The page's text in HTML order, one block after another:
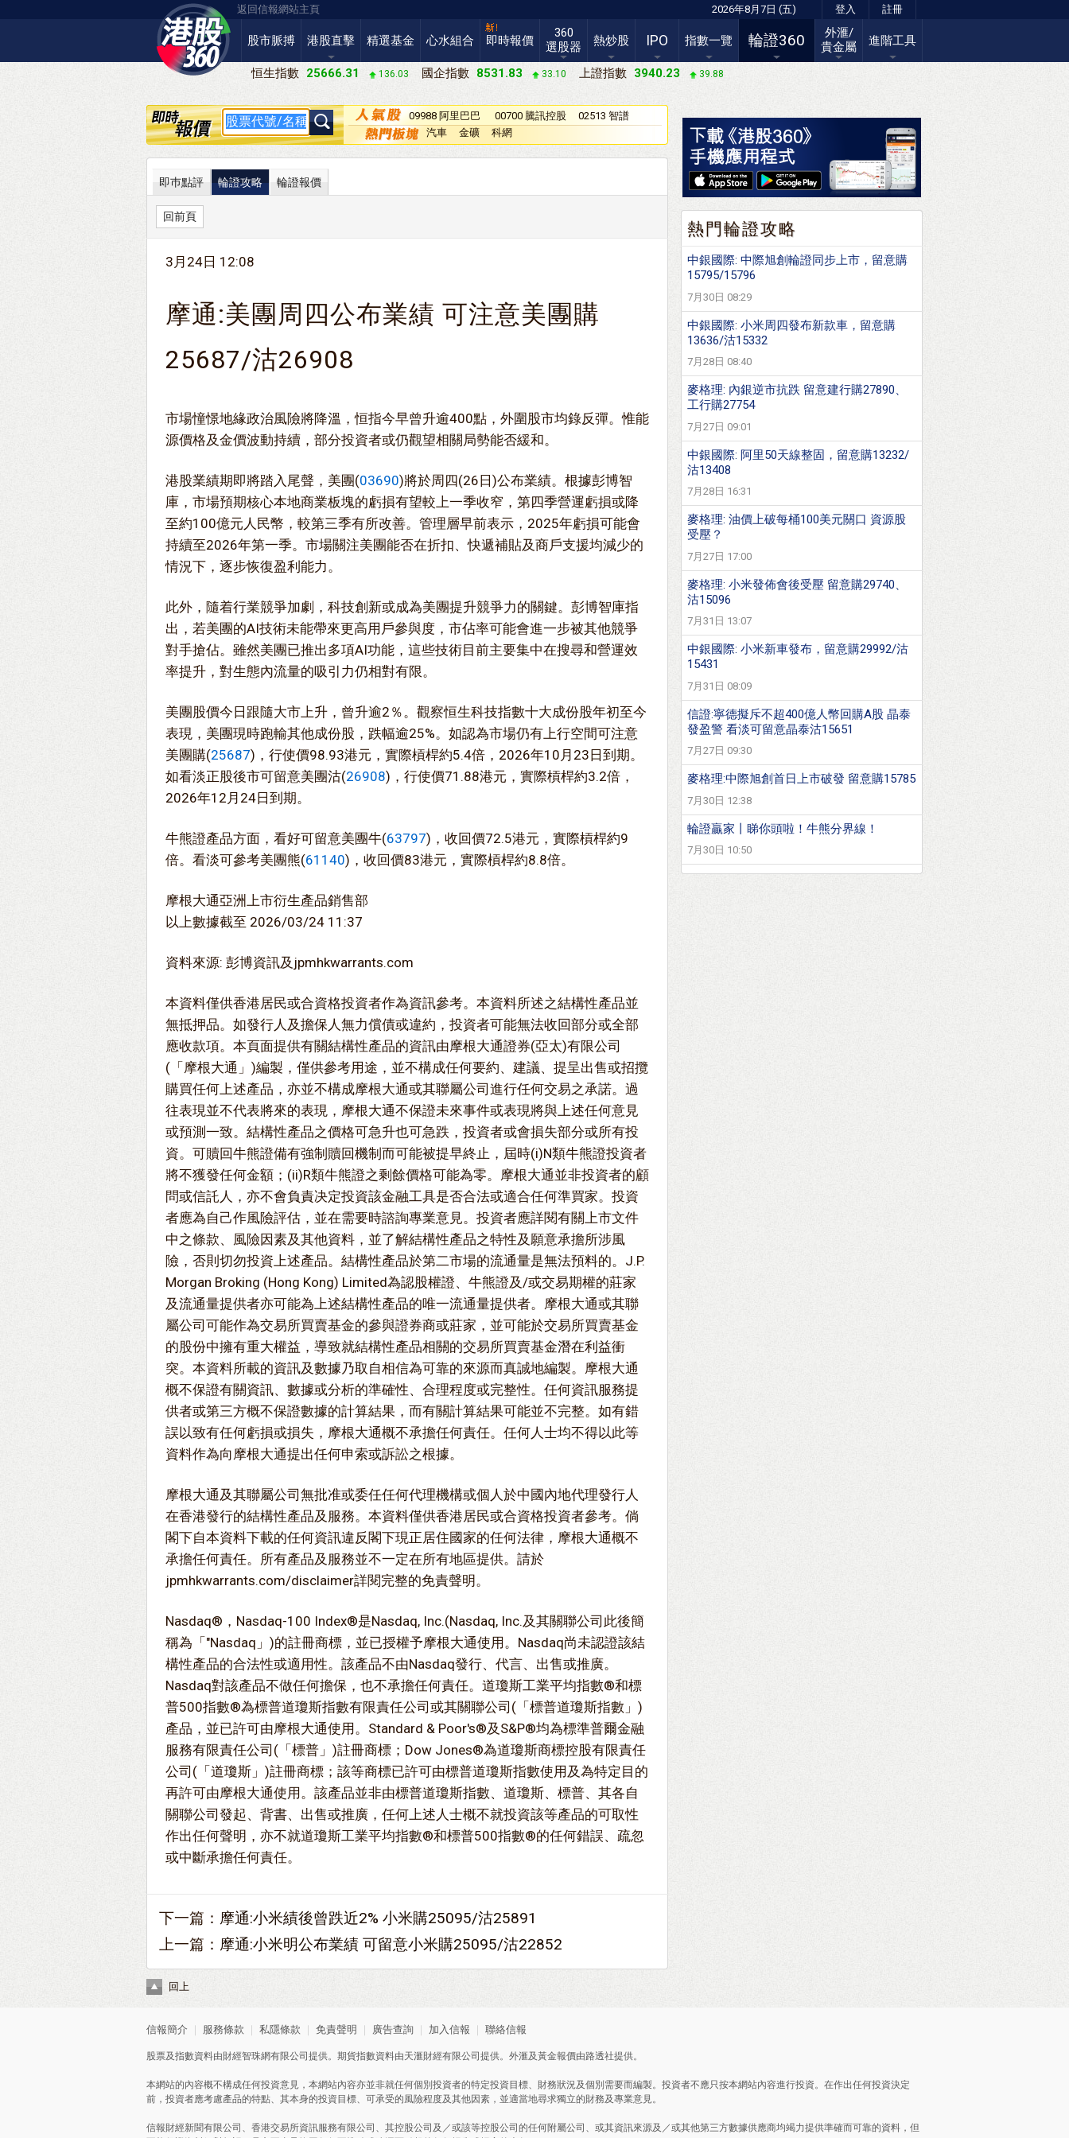
返回信報網站主頁 2026年8月7日 (五) 登入 註冊
股市脈搏 港股直擊 精選基金 心水組合 即時報價
360
選股器
熱炒股 IPO 指數一覽 輪證360
外滙/
貴金屬
進階工具
恒生指數 25666.31 136.03 國企指數 8531.83 33.10 上證指數 3940.23 39.88
09988 阿里巴巴
－Ｗ
00700 騰訊控股
02513 智譜
汽車
金礦 科網
即巿點評 輪證攻略 輪證報價
回前頁
3月24日 12:08
摩通:美團周四公布業績 可注意美團購
25687/沽26908
市場憧憬地緣政治風險將降溫，恒指今早曾升逾400點，外圍股市均錄反彈。惟能
源價格及金價波動持續，部分投資者或仍觀望相關局勢能否緩和。
港股業績期即將踏入尾聲，美團(03690)將於周四(26日)公布業績。根據彭博智
庫，市場預期核心本地商業板塊的虧損有望較上一季收窄，第四季營運虧損或降
至約100億元人民幣，較第三季有所改善。管理層早前表示，2025年虧損可能會
持續至2026年第一季。市場關注美團能否在折扣、快遞補貼及商戶支援均減少的
情況下，逐步恢復盈利能力。
此外，隨着行業競爭加劇，科技創新或成為美團提升競爭力的關鍵。彭博智庫指
出，若美團的AI技術未能帶來更高用戶參與度，市佔率可能會進一步被其他競爭
對手搶佔。雖然美團已推出多項AI功能，這些技術目前主要集中在搜尋和營運效
率提升，對生態內流量的吸引力仍相對有限。
美團股價今日跟隨大市上升，曾升逾2％。觀察恒生科技指數十大成份股年初至今
表現，美團現時跑輸其他成份股，跌幅逾25%。如認為市場仍有上行空間可注意
美團購(25687)，行使價98.93港元，實際槓桿約5.4倍，2026年10月23日到期。
如看淡正股後市可留意美團沽(26908)，行使價71.88港元，實際槓桿約3.2倍，
2026年12月24日到期。
牛熊證產品方面，看好可留意美團牛(63797)，收回價72.5港元，實際槓桿約9
倍。看淡可參考美團熊(61140)，收回價83港元，實際槓桿約8.8倍。
摩根大通亞洲上市衍生產品銷售部
以上數據截至 2026/03/24 11:37
資料來源: 彭博資訊及jpmhkwarrants.com
本資料僅供香港居民或合資格投資者作為資訊參考。本資料所述之結構性產品並
無抵押品。如發行人及擔保人無力償債或違約，投資者可能無法收回部分或全部
應收款項。本頁面提供有關結構性產品的資訊由摩根大通證券(亞太)有限公司
(「摩根大通」)編製，僅供參考用途，並不構成任何要約、建議、提呈出售或招攬
購買任何上述產品，亦並不構成摩根大通或其聯屬公司進行任何交易之承諾。過
往表現並不代表將來的表現，摩根大通不保證未來事件或表現將與上述任何意見
或預測一致。結構性產品之價格可急升也可急跌，投資者或會損失部分或所有投
資。可贖回牛熊證備有強制贖回機制而可能被提早終止，屆時(i)N類牛熊證投資者
將不獲發任何金額；(ii)R類牛熊證之剩餘價格可能為零。摩根大通並非投資者的顧
問或信託人，亦不會負責决定投資該金融工具是否合法或適合任何準買家。投資
者應為自己作風險評估，並在需要時諮詢專業意見。投資者應詳閱有關上市文件
中之條款、風險因素及其他資料，並了解結構性產品之特性及願意承擔所涉風
險，否則切勿投資上述產品。結構性產品於第二市場的流通量是無法預料的。J.P.
Morgan Broking (Hong Kong) Limited為認股權證、牛熊證及/或交易期權的莊家
及流通量提供者亦可能為上述結構性產品的唯一流通量提供者。摩根大通或其聯
屬公司可能作為交易所買賣基金的參與證券商或莊家，並可能於交易所買賣基金
的股份中擁有重大權益，導致就結構性產品相關的交易所買賣基金潛在利益衝
突。本資料所載的資訊及數據乃取自相信為可靠的來源而真誠地編製。摩根大通
概不保證有關資訊、數據或分析的準確性、合理程度或完整性。任何資訊服務提
供者或第三方概不保證數據的計算結果，而有關計算結果可能並不完整。如有錯
誤以致有任何虧損或損失，摩根大通概不承擔任何責任。任何人士均不得以此等
資料作為向摩根大通提出任何申索或訴訟之根據。
摩根大通及其聯屬公司無批准或委任任何代理機構或個人於中國內地代理發行人
在香港發行的結構性產品及服務。本資料僅供香港居民或合資格投資者參考。倘
閣下自本資料下載的任何資訊違反閣下現正居住國家的任何法律，摩根大通概不
承擔任何責任。所有產品及服務並不一定在所有地區提供。請於
jpmhkwarrants.com/disclaimer詳閱完整的免責聲明。
Nasdaq®，Nasdaq-100 Index®是Nasdaq, Inc.(Nasdaq, Inc.及其關聯公司此後簡
稱為「"Nasdaq」)的註冊商標，並已授權予摩根大通使用。Nasdaq尚未認證該結
構性產品的合法性或適用性。該產品不由Nasdaq發行、代言、出售或推廣。
Nasdaq對該產品不做任何擔保，也不承擔任何責任。道瓊斯工業平均指數®和標
普500指數®為標普道瓊斯指數有限責任公司或其關聯公司(「標普道瓊斯指數」)
產品，並已許可由摩根大通使用。Standard & Poor's®及S&P®均為標準普爾金融
服務有限責任公司(「標普」)註冊商標；Dow Jones®為道瓊斯商標控股有限責任
公司(「道瓊斯」)註冊商標；該等商標已許可由標普道瓊斯指數使用及為特定目的
再許可由摩根大通使用。該產品並非由標普道瓊斯指數、道瓊斯、標普、其各自
關聯公司發起、背書、出售或推廣，任何上述人士概不就投資該等產品的可取性
作出任何聲明，亦不就道瓊斯工業平均指數®和標普500指數®的任何錯誤、疏忽
或中斷承擔任何責任。
下一篇： 摩通:小米績後曾跌近2% 小米購25095/沽25891
上一篇： 摩通:小米明公布業績 可留意小米購25095/沽22852
熱門輪證攻略
中銀國際: 中際旭創輪證同步上市，留意購
15795/15796
7月30日 08:29
中銀國際: 小米周四發布新款車，留意購
13636/沽15332
7月28日 08:40
麥格理: 內銀逆市抗跌 留意建行購27890、
工行購27754
7月27日 09:01
中銀國際: 阿里50天線整固，留意購13232/
沽13408
7月28日 16:31
麥格理: 油價上破每桶100美元關口 資源股
受壓？
7月27日 17:00
麥格理: 小米發佈會後受壓 留意購29740、
沽15096
7月31日 13:07
中銀國際: 小米新車發布，留意購29992/沽
15431
7月31日 08:09
信證:寧德擬斥不超400億人幣回購A股 晶泰
發盈警 看淡可留意晶泰沽15651
7月27日 09:30
麥格理:中際旭創首日上市破發 留意購15785
7月30日 12:38
輪證贏家丨睇你頭啦！牛熊分界線！
7月30日 10:50
回上
信報簡介 服務條款 私隱條款 免責聲明 廣告查詢 加入信報 聯絡信報
股票及指數資料由財經智珠網有限公司提供。期貨指數資料由天滙財經有限公司提供。外滙及黃金報價由路透社提供。
本網站的內容概不構成任何投資意見，本網站內容亦並非就任何個別投資者的特定投資目標、財務狀況及個別需要而編製。投資者不應只按本網站內容進行投資。在作出任何投資決定
前，投資者應考慮產品的特點、其本身的投資目標、可承受的風險程度及其他因素，並適當地尋求獨立的財務及專業意見。
信報財經新聞有限公司、香港交易所資訊服務有限公司、其控股公司及／或該等控股公司的任何附屬公司、或其資訊來源及／或其他第三方數據供應商均竭力提供準確而可靠的資料，但